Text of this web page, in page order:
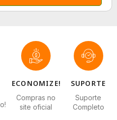
ECONOMIZE!
Compras no
site oficial
SUPORTE
Suporte
Completo